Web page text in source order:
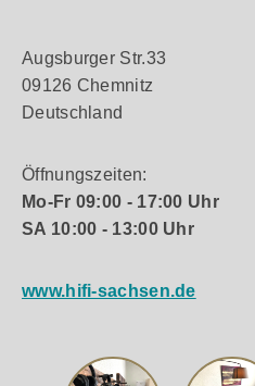
Augsburger Str.33
09126 Chemnitz
Deutschland
Öffnungszeiten:
Mo-Fr 09:00 - 17:00 Uhr
SA 10:00 - 13:00 Uhr
www.hifi-sachsen.de